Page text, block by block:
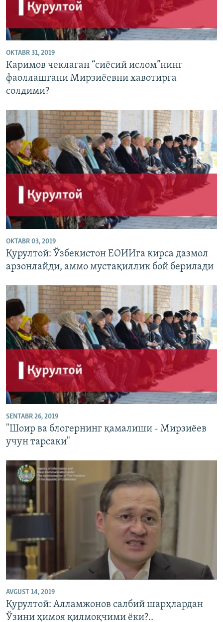
OKTABR 31, 2019
Каримов чеклаган “сиëсий ислом”нинг
фаоллашгани Мирзиëевни хавотирга
солдими?
OKTABR 03, 2019
Қурултой: Ўзбекистон ЕОИИга кирса дазмол
арзонлайди, аммо мустақиллик бой берилади
SENTABR 26, 2019
"Шоир ва блогернинг қамалиши - Мирзиëев
учун тарсаки"
AVGUST 14, 2019
Қурултой: Алламжонов салбий шарҳлардан
Ўзини ҳимоя қилмоқчими ёки?..